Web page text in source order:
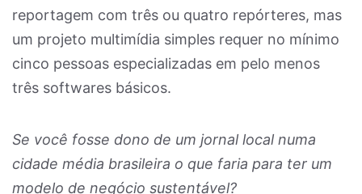
reportagem com três ou quatro repórteres, mas
um projeto multimídia simples requer no mínimo
cinco pessoas especializadas em pelo menos
três softwares básicos.
Se você fosse dono de um jornal local numa
cidade média brasileira o que faria para ter um
modelo de negócio sustentável?